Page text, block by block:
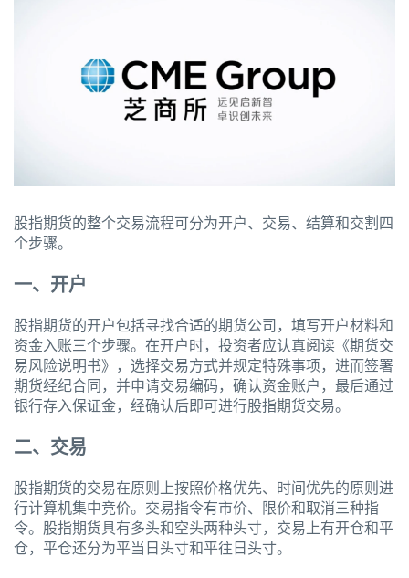
股指期货的整个交易流程可分为开户、交易、结算和交割四
个步骤。
一、开户
股指期货的开户包括寻找合适的期货公司，填写开户材料和
资金入账三个步骤。在开户时，投资者应认真阅读《期货交
易风险说明书》，选择交易方式并规定特殊事项，进而签署
期货经纪合同，并申请交易编码，确认资金账户，最后通过
银行存入保证金，经确认后即可进行股指期货交易。
二、交易
股指期货的交易在原则上按照价格优先、时间优先的原则进
行计算机集中竞价。交易指令有市价、限价和取消三种指
令。股指期货具有多头和空头两种头寸，交易上有开仓和平
仓，平仓还分为平当日头寸和平往日头寸。